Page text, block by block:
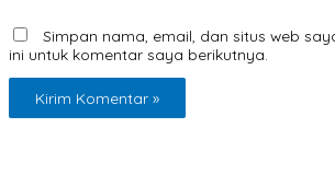
Simpan nama, email, dan situs web
ini untuk komentar saya berikutnya.